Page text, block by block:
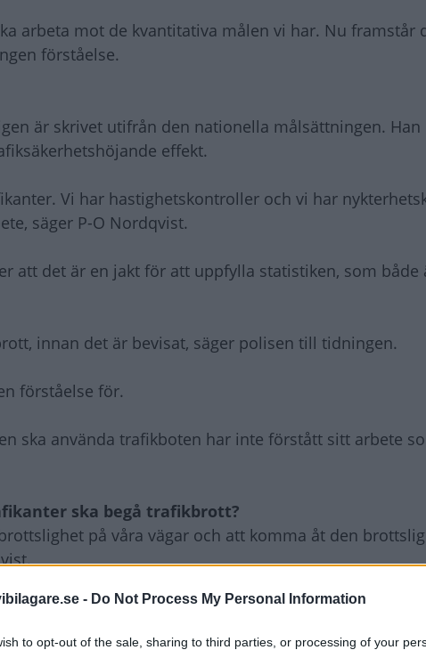
- Do Not Process My Personal Information
to opt-out of the sale, sharing to third parties, or processing of your
arbeta mot de kvantitativa målen vi har. Nu framstår
förståelse.
är skrivet utifrån den nationella målsättningen. Han
effekt.
Vi har hastighetskontroller och vi har
säger P-O Nordqvist.
att det är en jakt för att uppfylla statistiken, som både
innan det är bevisat, säger polisen till tidningen.
förståelse för.
ska använda trafikboten har inte förstått sitt arbete
ska begå trafikbrott?
på våra vägar och att komma åt den